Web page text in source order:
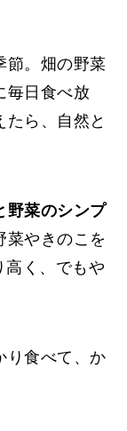
節。畑の野菜
毎日食べ放
ら、自然と
野菜のシンプ
菜やきのこを
高く、でもや
り食べて、か